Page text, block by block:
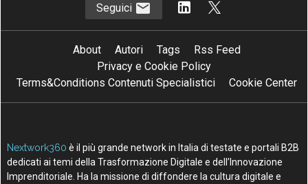
Seguici
About Autori Tags
Rss Feed
Privacy e Cookie Policy
Terms&Conditions Contenuti Specialistici
Cookie Center
Nextwork360 è il più grande network in Italia di testate e portali B2B
dedicati ai temi della Trasformazione Digitale e dell’Innovazione
Imprenditoriale. Ha la missione di diffondere la cultura digitale e